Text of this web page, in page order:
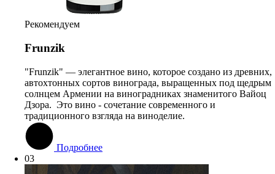
Рекомендуем
Frunzik
"Frunzik" — элегантное вино, которое создано из древних,
автохтонных сортов винограда, выращенных под щедрым
солнцем Армении на виноградниках знаменитого Вайоц
Дзора. Это вино - сочетание современного и
традиционного взгляда на виноделие.
Подробнее
03